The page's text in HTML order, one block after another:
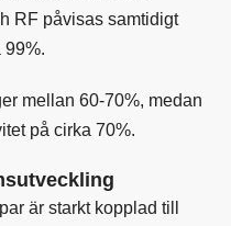
RF påvisas samtidigt
99%.
mellan 60-70%, medan
på cirka 70%.
är starkt kopplad till